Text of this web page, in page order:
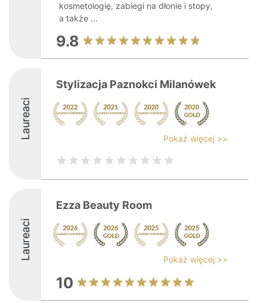
kosmetologię, zabiegi na dłonie i stopy,
a także ...
9.8
Laureaci
Stylizacja Paznokci Milanówek
Pokaż więcej >>
Laureaci
Ezza Beauty Room
Pokaż więcej >>
10